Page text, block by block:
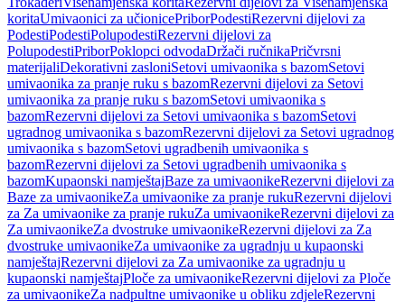
koritaUmivaonici za učionicePriborPodestiRezervni dijelovi za
PodestiPodestiPolupodestiRezervni dijelovi za
PolupodestiPriborPoklopci odvodaDržači ručnikaPričvrsni
materijaliDekorativni zasloniSetovi umivaonika s bazomSetovi
umivaonika za pranje ruku s bazomRezervni dijelovi za Setovi
umivaonika za pranje ruku s bazomSetovi umivaonika s
bazomRezervni dijelovi za Setovi umivaonika s bazomSetovi
ugradnog umivaonika s bazomRezervni dijelovi za Setovi ugradnog
umivaonika s bazomSetovi ugradbenih umivaonika s
bazomRezervni dijelovi za Setovi ugradbenih umivaonika s
bazomKupaonski namještajBaze za umivaonikeRezervni dijelovi za
Baze za umivaonikeZa umivaonike za pranje rukuRezervni dijelovi
za Za umivaonike za pranje rukuZa umivaonikeRezervni dijelovi za
Za umivaonikeZa dvostruke umivaonikeRezervni dijelovi za Za
dvostruke umivaonikeZa umivaonike za ugradnju u kupaonski
namještajRezervni dijelovi za Za umivaonike za ugradnju u
kupaonski namještajPloče za umivaonikeRezervni dijelovi za Ploče
za umivaonikeZa nadpultne umivaonike u obliku zdjeleRezervni